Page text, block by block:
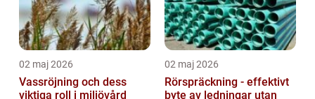
02 maj 2026
Vassröjning och dess
viktiga roll i miljövård
02 maj 2026
Rörspräckning - effektivt
byte av ledningar utan